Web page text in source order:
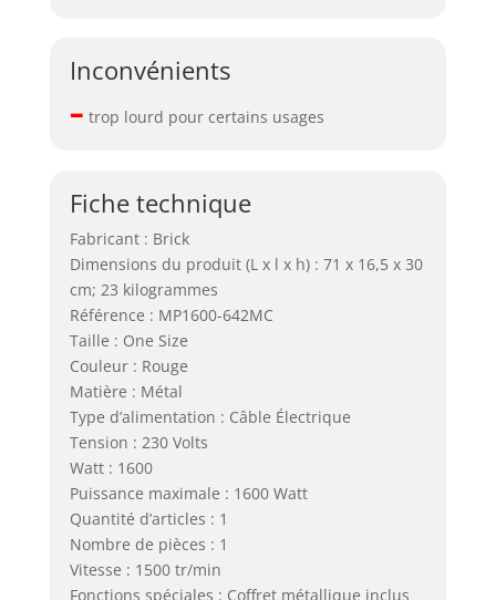
Inconvénients
– trop lourd pour certains usages
Fiche technique
Fabricant : Brick
Dimensions du produit (L x l x h) : 71 x 16,5 x 30
cm; 23 kilogrammes
Référence : MP1600-642MC
Taille : One Size
Couleur : Rouge
Matière : Métal
Type d’alimentation : Câble Électrique
Tension : 230 Volts
Watt : 1600
Puissance maximale : 1600 Watt
Quantité d’articles : 1
Nombre de pièces : 1
Vitesse : 1500 tr/min
Fonctions spéciales : Coffret métallique inclus